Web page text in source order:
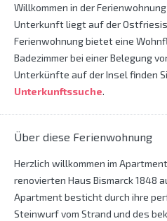
Willkommen in der Ferienwohnung
Unterkunft liegt auf der
Ferienwohnung bietet eine
Badezimmer bei einer Belegung
Unterkünfte auf der Insel finden
Unterkunftssuche.
Über diese Ferienwohnung
Herzlich willkommen im Apartment
renovierten Haus Bismarck 1848
Apartment besticht durch ihre
Steinwurf vom Strand und des